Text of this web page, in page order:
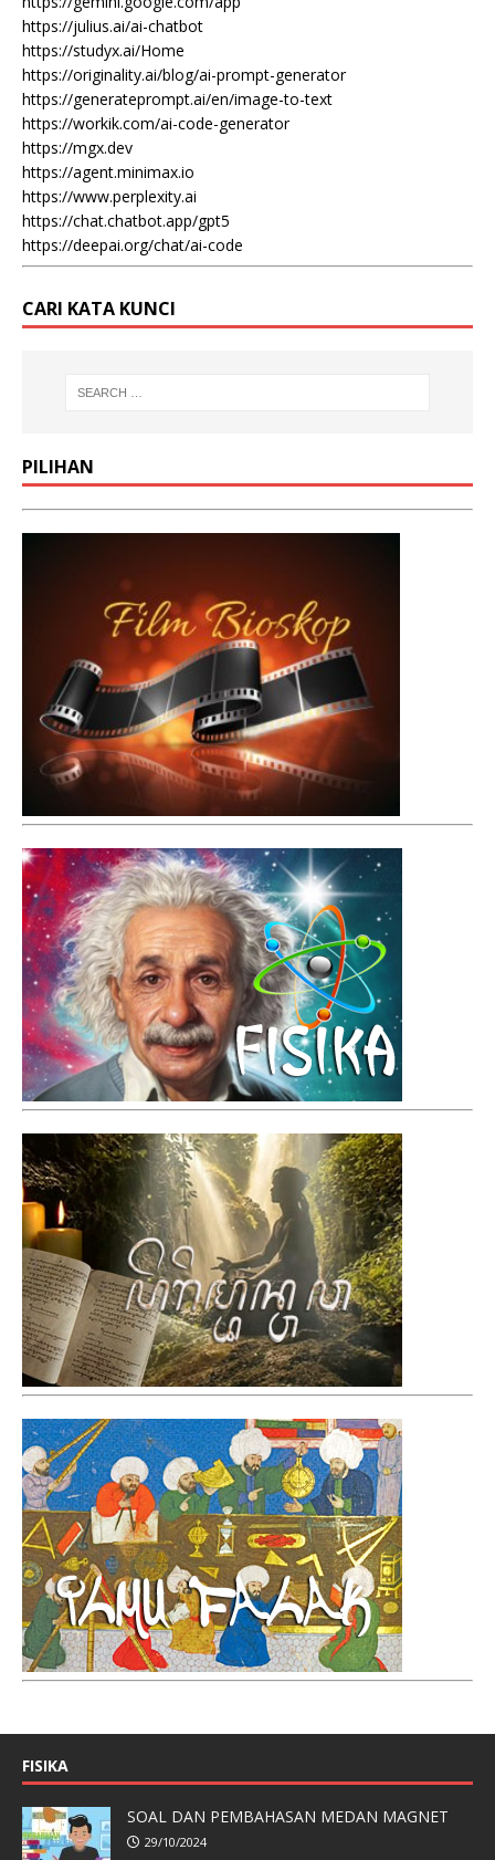
https://julius.ai/ai-chatbot
https://studyx.ai/Home
https://originality.ai/blog/ai-prompt-generator
https://generateprompt.ai/en/image-to-text
https://workik.com/ai-code-generator
https://mgx.dev
https://agent.minimax.io
https://www.perplexity.ai
https://chat.chatbot.app/gpt5
https://deepai.org/chat/ai-code
CARI KATA KUNCI
PILIHAN
FISIKA
SOAL DAN PEMBAHASAN MEDAN MAGNET
29/10/2024